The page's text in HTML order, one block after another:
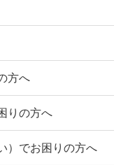
方へ
りの方へ
）でお困りの方へ